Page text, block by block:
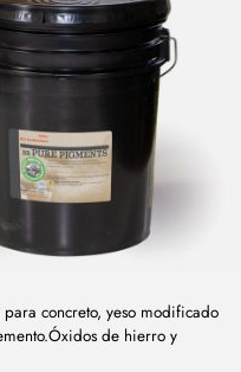
concreto, yeso modificado
de hierro y